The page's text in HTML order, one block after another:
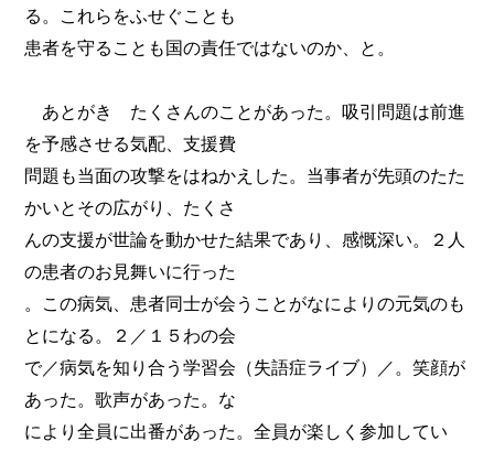
る。これらをふせぐことも
患者を守ることも国の責任ではないのか、と。
あとがき たくさんのことがあった。吸引問題は前進
を予感させる気配、支援費
問題も当面の攻撃をはねかえした。当事者が先頭のたた
かいとその広がり、たくさ
んの支援が世論を動かせた結果であり、感慨深い。２人
の患者のお見舞いに行った
。この病気、患者同士が会うことがなによりの元気のも
とになる。２／１５わの会
で／病気を知り合う学習会（失語症ライブ）／。笑顔が
あった。歌声があった。な
により全員に出番があった。全員が楽しく参加してい